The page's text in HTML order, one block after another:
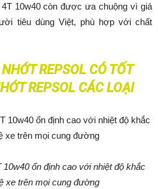
10w40 còn được ưa chuộng vì giá
tiêu dùng Việt, phù hợp với chất
NHỚT REPSOL CÓ TỐT
REPSOL CÁC LOẠI
ổn định cao với nhiệt độ khắc
xe trên mọi cung đường